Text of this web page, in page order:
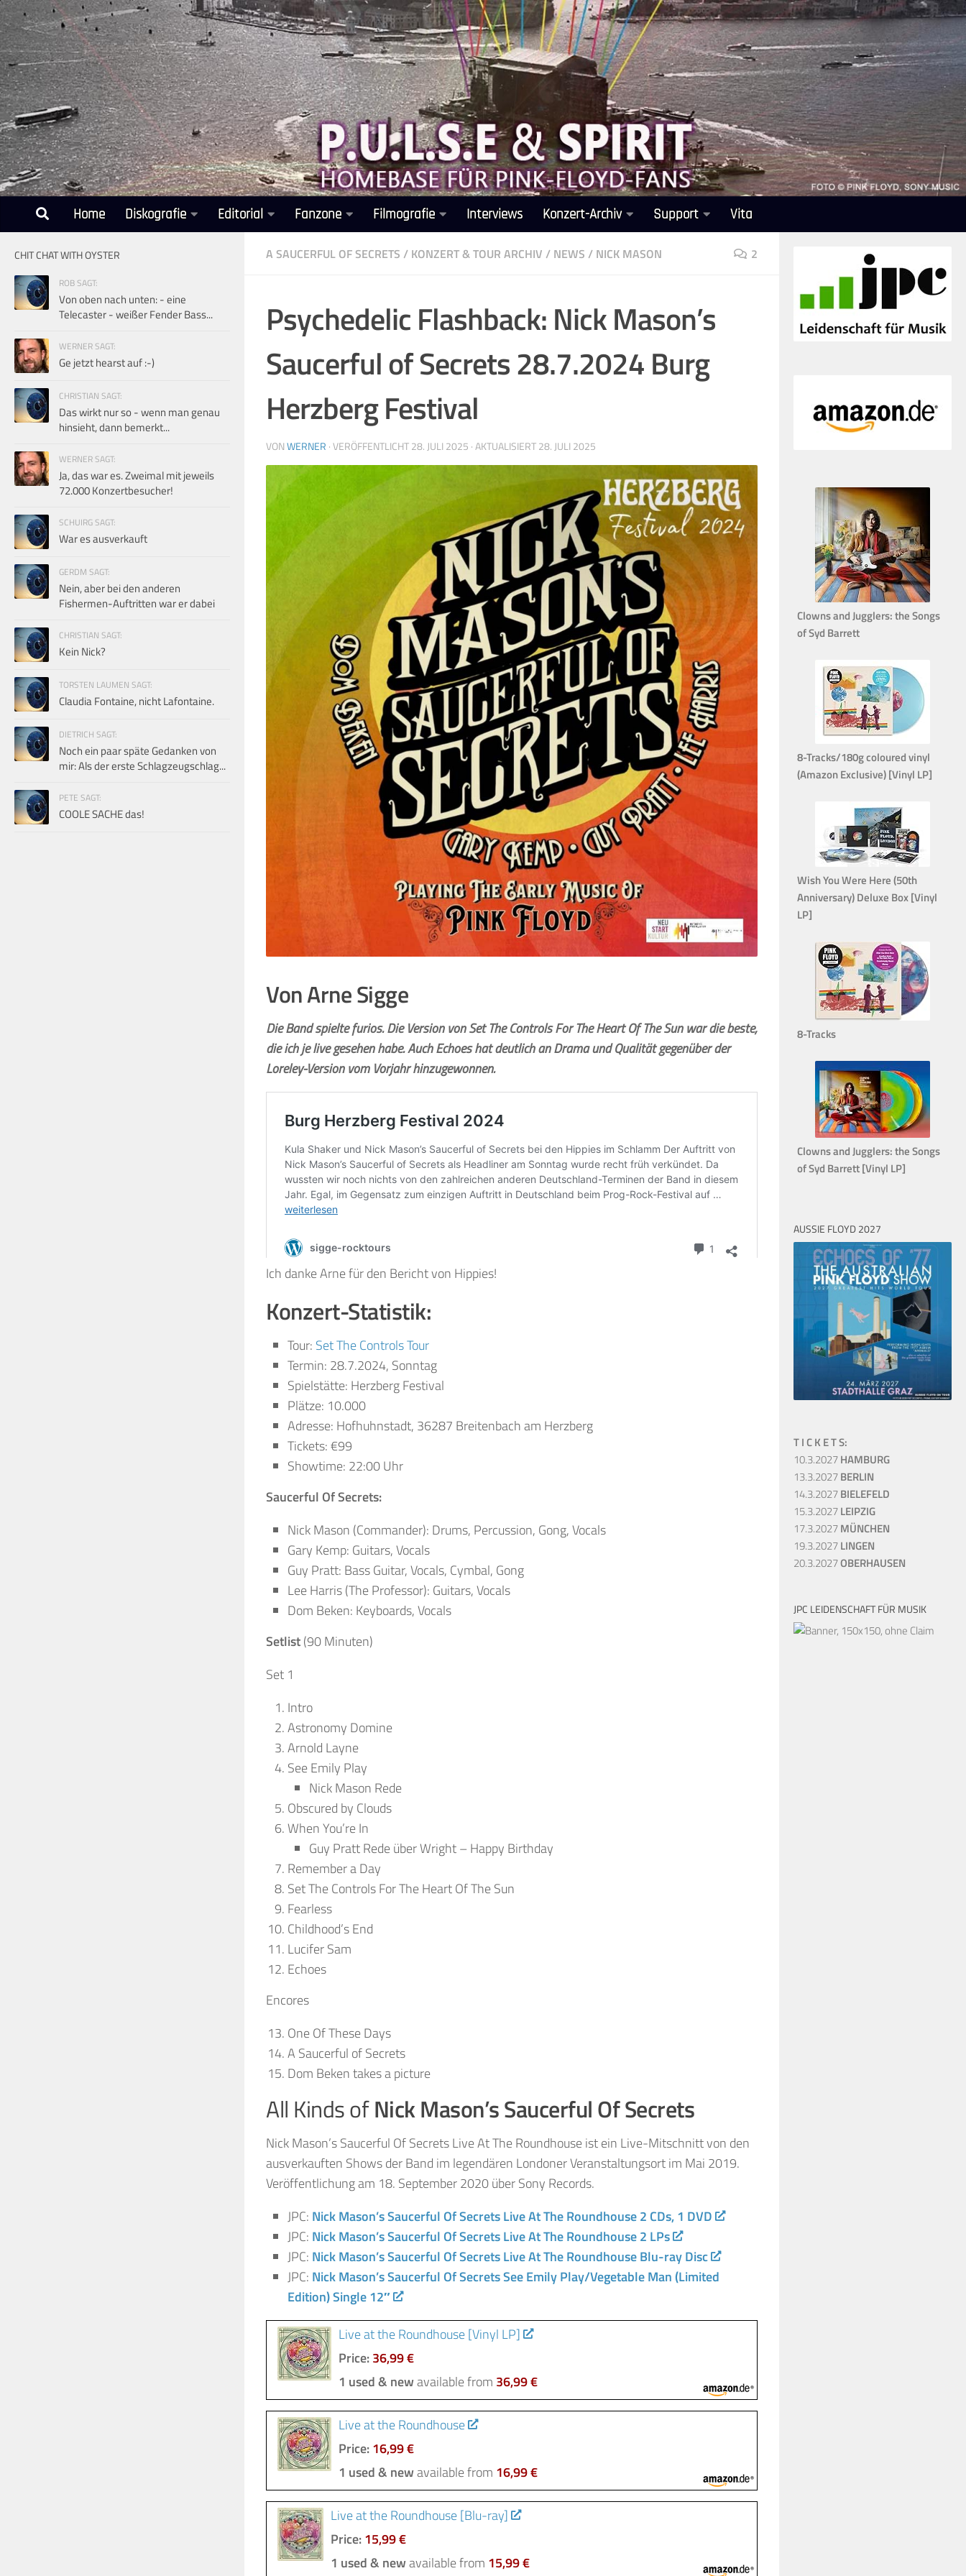
Unter dem Inhalt
Home Diskografie Editorial Fanzone Filmografie Interviews Konzert-Archiv Support Vita
A SAUCERFUL OF SECRETS / KONZERT & TOUR ARCHIV / NEWS / NICK MASON 2
Psychedelic Flashback: Nick Mason’s
Saucerful of Secrets 28.7.2024 Burg
Herzberg Festival
VONWERNER · VERÖFFENTLICHT28. JULI 2025 · AKTUALISIERT28. JULI 2025
Von Arne Sigge
Die Band spielte furios. Die Version von Set The Controls For The Heart Of The Sun war die beste,
die ich je live gesehen habe. Auch Echoes hat deutlich an Drama und Qualität gegenüber der
Loreley-Version vom Vorjahr hinzugewonnen.
Ich danke Arne für den Bericht von Hippies!
Konzert-Statistik:
Tour: Set The Controls Tour
Termin: 28.7.2024, Sonntag
Spielstätte: Herzberg Festival
Plätze: 10.000
Adresse: Hofhuhnstadt, 36287 Breitenbach am Herzberg
Tickets: €99
Showtime: 22:00 Uhr
Saucerful Of Secrets:
Nick Mason (Commander): Drums, Percussion, Gong, Vocals
Gary Kemp: Guitars, Vocals
Guy Pratt: Bass Guitar, Vocals, Cymbal, Gong
Lee Harris (The Professor): Guitars, Vocals
Dom Beken: Keyboards, Vocals
Setlist(90 Minuten)
Set 1
Intro
Astronomy Domine
Arnold Layne
See Emily Play
Nick Mason Rede
Obscured by Clouds
When You’re In
Guy Pratt Rede über Wright – Happy Birthday
Remember a Day
Set The Controls For The Heart Of The Sun
Fearless
Childhood’s End
Lucifer Sam
Echoes
Encores
One Of These Days
A Saucerful of Secrets
Dom Beken takes a picture
All Kinds ofNick Mason’s Saucerful Of Secrets
Nick Mason’s Saucerful Of Secrets Live At The Roundhouse ist ein Live-Mitschnitt von den
ausverkauften Shows der Band im legendären Londoner Veranstaltungsort im Mai 2019.
Veröffentlichung am 18. September 2020 über Sony Records.
JPC: Nick Mason’s Saucerful Of Secrets Live At The Roundhouse 2 CDs, 1 DVD
JPC: Nick Mason’s Saucerful Of Secrets Live At The Roundhouse 2 LPs
JPC: Nick Mason’s Saucerful Of Secrets Live At The Roundhouse Blu-ray Disc
JPC: Nick Mason’s Saucerful Of Secrets See Emily Play/Vegetable Man (Limited
Edition) Single 12″
Live at the Roundhouse [Vinyl LP]
Price:36,99 €
1 used & newavailable from 36,99 €
Live at the Roundhouse
Price:16,99 €
1 used & newavailable from 16,99 €
Live at the Roundhouse [Blu-ray]
Price:15,99 €
1 used & newavailable from 15,99 €
CHIT CHAT WITH OYSTER
ROB SAGT:
Von oben nach unten: - eine
Telecaster - weißer Fender Bass...
WERNER SAGT:
Ge jetzt hearst auf :-)
CHRISTIAN SAGT:
Das wirkt nur so - wenn man genau
hinsieht, dann bemerkt...
WERNER SAGT:
Ja, das war es. Zweimal mit jeweils
72.000 Konzertbesucher!
SCHUIRG SAGT:
War es ausverkauft
GERDM SAGT:
Nein, aber bei den anderen
Fishermen-Auftritten war er dabei
CHRISTIAN SAGT:
Kein Nick?
TORSTEN LAUMEN SAGT:
Claudia Fontaine, nicht Lafontaine.
DIETRICH SAGT:
Noch ein paar späte Gedanken von
mir: Als der erste Schlagzeugschlag...
PETE SAGT:
COOLE SACHE das!
Clowns and Jugglers: the Songs
of Syd Barrett
8-Tracks/180g coloured vinyl
(Amazon Exclusive) [Vinyl LP]
Wish You Were Here (50th
Anniversary) Deluxe Box [Vinyl
LP]
8-Tracks
Clowns and Jugglers: the Songs
of Syd Barrett [Vinyl LP]
AUSSIE FLOYD 2027
T I C K E T S:
10.3.2027HAMBURG
13.3.2027BERLIN
14.3.2027BIELEFELD
15.3.2027LEIPZIG
17.3.2027MÜNCHEN
19.3.2027LINGEN
20.3.2027OBERHAUSEN
JPC LEIDENSCHAFT FÜR MUSIK